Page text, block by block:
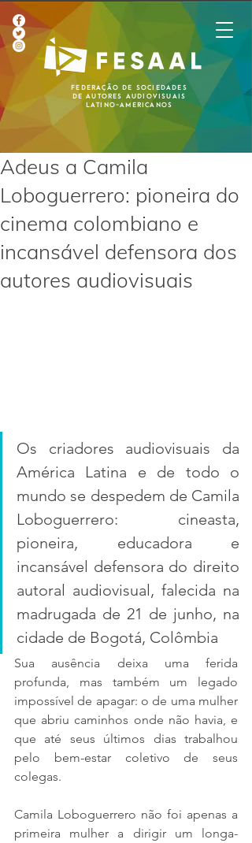
Federação de Sociedades
de Autores Audiovisuais
Latino-Americanos
Adeus a Camila
Loboguerrero: pioneira do
cinema colombiano e
incansável defensora dos
autores audiovisuais
Os criadores audiovisuais da
América Latina e de todo o
mundo se despedem de Camila
Loboguerrero: cineasta,
pioneira, educadora e
incansável defensora do direito
autoral audiovisual, falecida na
madrugada de 21 de junho, na
cidade de Bogotá, Colômbia
Sua ausência deixa uma ferida
profunda, mas também um legado
impossível de apagar: o de uma mulher
que abriu caminhos onde não havia, e
que até seus últimos dias trabalhou
pelo bem-estar coletivo de seus
colegas.
Camila Loboguerrero não foi apenas a
primeira mulher a dirigir um longa-